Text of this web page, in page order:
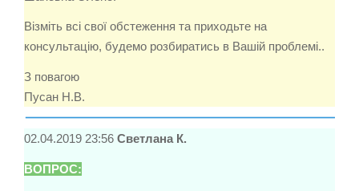
Візміть всі свої обстеження та приходьте на
консультацію, будемо розбиратись в Вашій проблемі..
З повагою
Пусан Н.В.
02.04.2019 23:56 Светлана К.
ВОПРОС: